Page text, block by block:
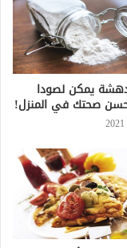
يمكن لصودا
صحتك في المنزل!